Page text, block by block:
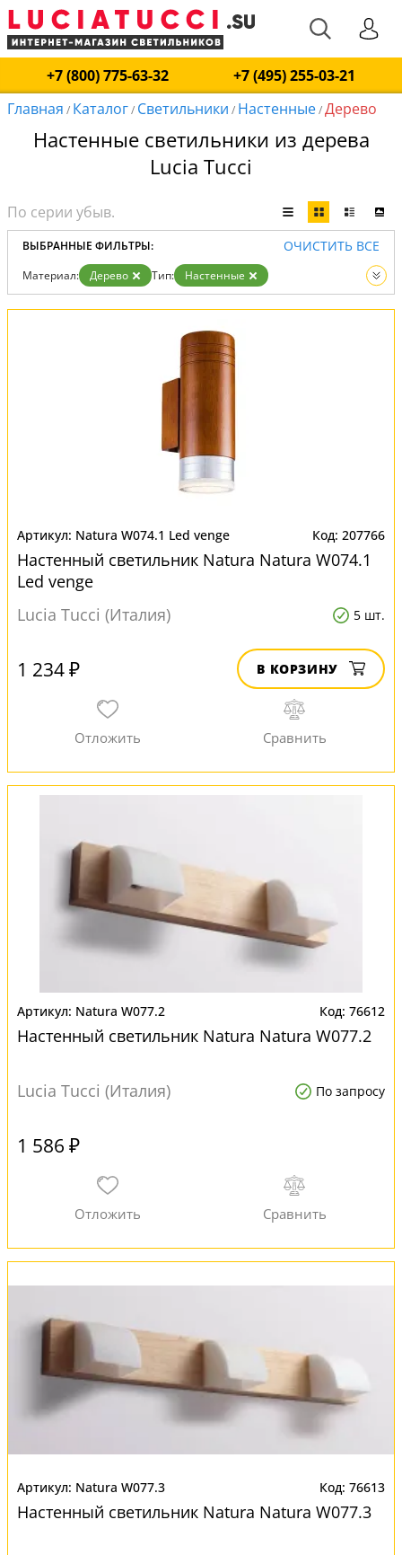
+7 (800) 775-63-32
+7 (495) 255-03-21
Главная / Каталог/ Светильники / Настенные/Дерево
Настенные светильники из дерева
Lucia Tucci
ВЫБРАННЫЕ ФИЛЬТРЫ: ОЧИСТИТЬ ВСЕ
Материал: Дерево Тип:
Настенные
Вид:
Светильники
Natura W074.1 Led venge 207766
Настенный светильник Natura Natura W074.1
Led venge
Lucia Tucci (Италия)
5 шт.
1 234 ₽ В КОРЗИНУ
Natura W077.2 76612
Настенный светильник Natura Natura W077.2
Lucia Tucci (Италия) По запросу
1 586 ₽
Natura W077.3 76613
Настенный светильник Natura Natura W077.3